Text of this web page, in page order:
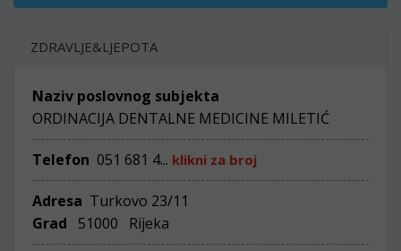
ZDRAVLJE&LJEPOTA
Naziv poslovnog subjekta
ORDINACIJA DENTALNE MEDICINE MILETIĆ
Telefon 051 681 4... klikni za broj
Adresa Turkovo 23/11
Grad
51000 Rijeka